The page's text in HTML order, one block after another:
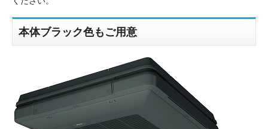
本体ブラック色もご用意